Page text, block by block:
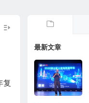
复
最新文章